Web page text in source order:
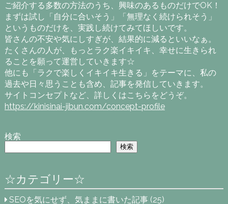
ご紹介する多数の方法のうち、興味のあるものだけでOK！
まずは試し「自分に合いそう」「無理なく続けられそう」
というものだけを、実践し続けてみてほしいです。
皆さんの不安や気にしすぎが、結果的に減るといいなぁ。
たくさんの人が、もっとラク楽イキイキ、幸せに生きられ
ることを願って運営していきます☆
他にも「ラクで楽しくイキイキ生きる」をテーマに、私の
過去や日々思うことも含め、記事を発信していきます。
サイトコンセプトなど、詳しくはこちらをどうぞ。
https://kinisinai-jibun.com/concept-profile
検索
検索
☆カテゴリー☆
SEOを気にせず、気ままに書いた記事 (25)